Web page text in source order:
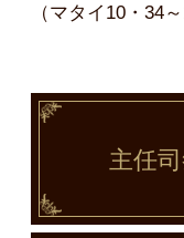
（マタイ10・34～
主任